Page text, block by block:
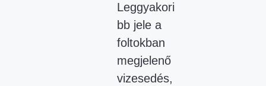
Leggyakori
bb jele a
foltokban
megjelenő
vizesedés,